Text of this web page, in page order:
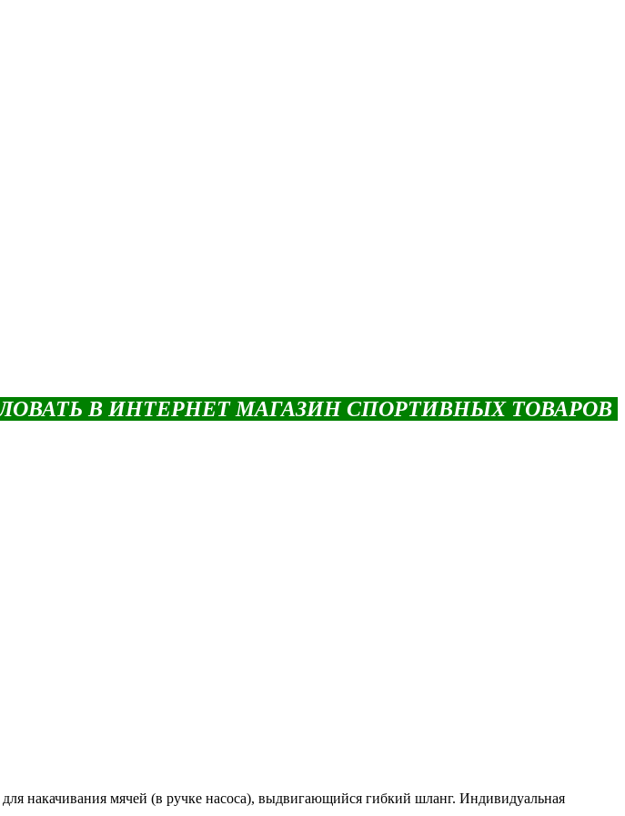
В ИНТЕРНЕТ МАГАЗИН СПОРТИВНЫХ ТОВАРОВ
накачивания мячей (в ручке насоса), выдвигающийся гибкий шланг. Индивидуальная